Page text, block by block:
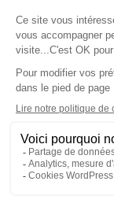
L'application
Les cookies
Gestion des